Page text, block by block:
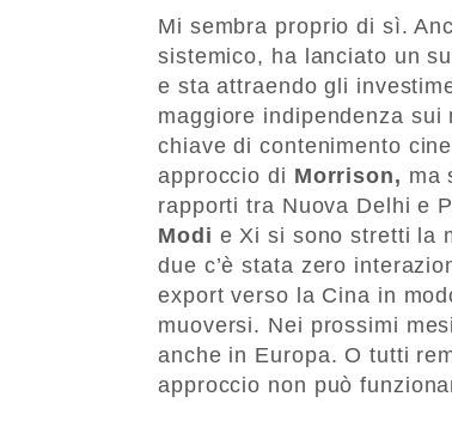
Mi sembra proprio di sì.
sistemico, ha lanciato un
e sta attraendo gli
maggiore indipendenza sui
chiave di contenimento
approccio di Morrison, ma
rapporti tra Nuova Delhi e
Modi e Xi si sono stretti la
due c’è stata zero
export verso la Cina in
muoversi. Nei prossimi
anche in Europa. O tutti
approccio non può